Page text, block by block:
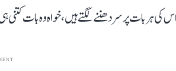
کی ہر بات پر سر دھننے لگتے ہیں، خواہ وہ بات